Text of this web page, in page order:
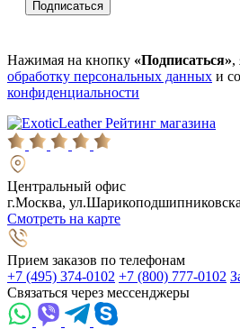
Нажимая на кнопку «Подписаться»,
обработку персональных данных и
конфиденциальности
Рейтинг магазина
Центральный офис
г.Москва,
Смотреть на карте
Прием заказов по телефонам
+7 (495) 374-0102 +7 (800) 777-0102
Связаться через мессенджеры